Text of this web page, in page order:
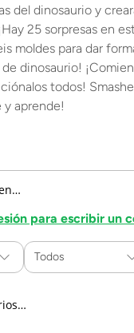
del dinosaurio y
25 sorpresas en
moldes para dar
de dinosaurio!
todos!
y aprende!
para escribir un
Todos